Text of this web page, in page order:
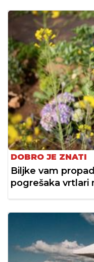
DOBRO JE ZNATI
Biljke vam
pogrešaka vrtlari